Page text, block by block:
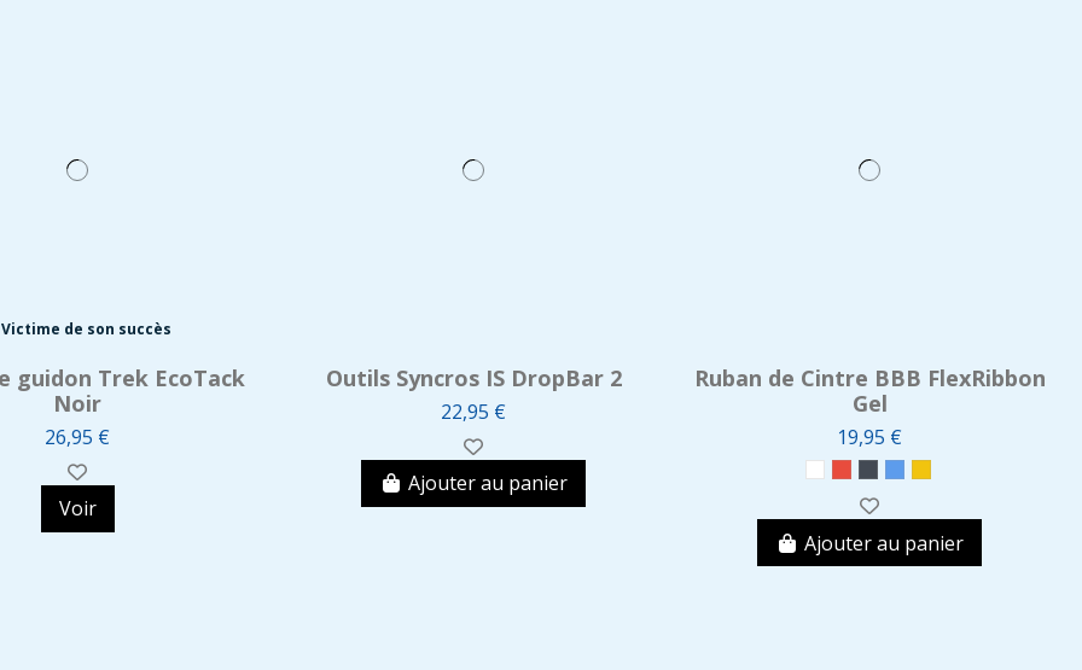
Victime de son succès
guidon Trek EcoTack
Noir
26,95 €
Voir
Outils Syncros IS DropBar 2
22,95 €
Ajouter au panier
Ruban de Cintre BBB FlexRibbon
Gel
19,95 €
Ajouter au panier